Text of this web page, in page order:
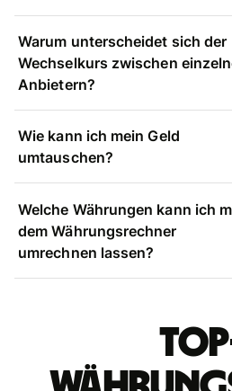
Warum unterscheidet sich der
Wechselkurs zwischen
Anbietern?
Wie kann ich mein Geld
umtauschen?
Welche Währungen kann ich
dem Währungsrechner
umrechnen lassen?